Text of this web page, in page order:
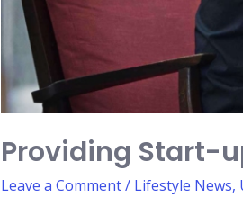
Providing Start-
Leave a Comment/ Lifestyle News,